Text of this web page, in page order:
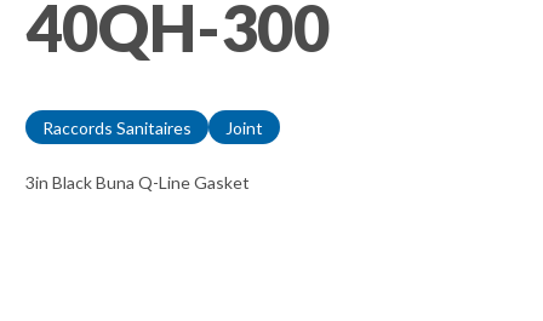
40QH-300
Raccords Sanitaires Joint
3in Black Buna Q-Line Gasket